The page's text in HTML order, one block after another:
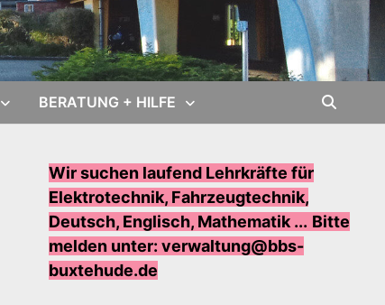
BERATUNG + HILFE
Wir suchen laufend Lehrkräfte für
Elektrotechnik, Fahrzeugtechnik,
Deutsch, Englisch, Mathematik ... Bitte
melden unter: verwaltung@bbs-
buxtehude.de